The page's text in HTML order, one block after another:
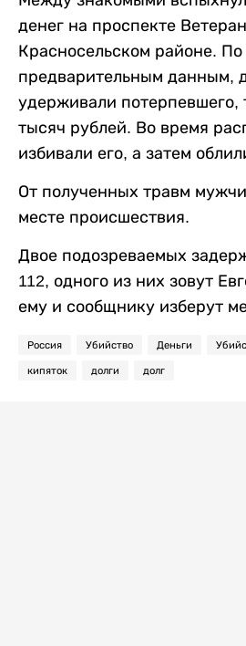
денег на проспекте
Красносельском районе. По
предварительным данным,
удерживали потерпевшего,
тысяч рублей. Во время
избивали его, а затем
От полученных травм
месте происшествия.
Двое подозреваемых
112, одного из них зовут
ему и сообщнику изберут
Россия Убийство Деньги
кипяток долги долг